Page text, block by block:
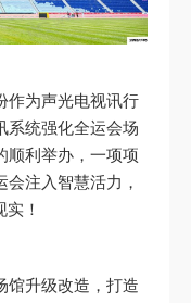
作为声光电视讯行
系统强化全运会场
顺利举办，一项项
注入智慧活力，
！
馆升级改造，打造